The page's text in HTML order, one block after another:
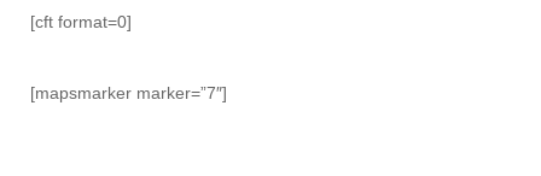
[cft format=0]
[mapsmarker marker=”7″]